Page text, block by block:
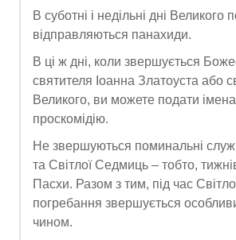
В суботні і недільні дні Великого
відправляються панахиди.
В ці ж дні, коли звершується
святителя Іоанна Златоуста або
Великого, ви можете подати
проскомідію.
Не звершуються поминальні
та Світлої Седмиць – тобто,
Пасхи. Разом з тим, під час
погребання звершується
чином.